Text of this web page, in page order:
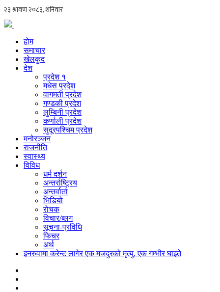
होम
समाचार
खेलकुद
देश
प्रदेश १
मधेस प्रदेश
वागमती प्रदेश
गण्डकी प्रदेश
लुम्बिनी प्रदेश
कर्णाली प्रदेश
सुदूरपश्चिम प्रदेश
मनोरञ्जन
राजनीति
स्वास्थ्य
विविध
धर्म दर्शन
अन्तर्राष्ट्रिय
अन्तर्वार्ता
भिडियो
रोचक
विचार/ब्लग
सूचना-प्रविधि
फिचर
अर्थ
इनरुवामा करेन्ट लागेर एक मजदुरको मृत्यु, एक गम्भीर घाइते